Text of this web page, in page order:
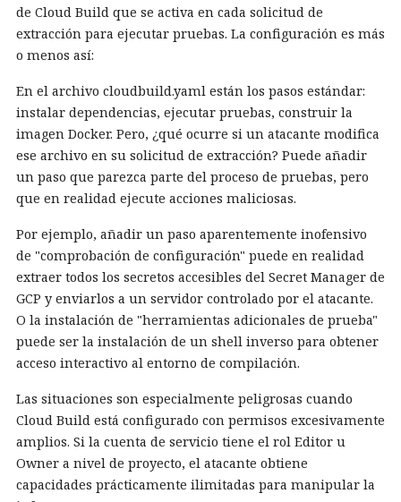
de Cloud Build que se activa en cada solicitud de
extracción para ejecutar pruebas. La configuración es más
o menos así:
En el archivo cloudbuild.yaml están los pasos estándar:
instalar dependencias, ejecutar pruebas, construir la
imagen Docker. Pero, ¿qué ocurre si un atacante modifica
ese archivo en su solicitud de extracción? Puede añadir
un paso que parezca parte del proceso de pruebas, pero
que en realidad ejecute acciones maliciosas.
Por ejemplo, añadir un paso aparentemente inofensivo
de "comprobación de configuración" puede en realidad
extraer todos los secretos accesibles del Secret Manager de
GCP y enviarlos a un servidor controlado por el atacante.
O la instalación de "herramientas adicionales de prueba"
puede ser la instalación de un shell inverso para obtener
acceso interactivo al entorno de compilación.
Las situaciones son especialmente peligrosas cuando
Cloud Build está configurado con permisos excesivamente
amplios. Si la cuenta de servicio tiene el rol Editor u
Owner a nivel de proyecto, el atacante obtiene
capacidades prácticamente ilimitadas para manipular la